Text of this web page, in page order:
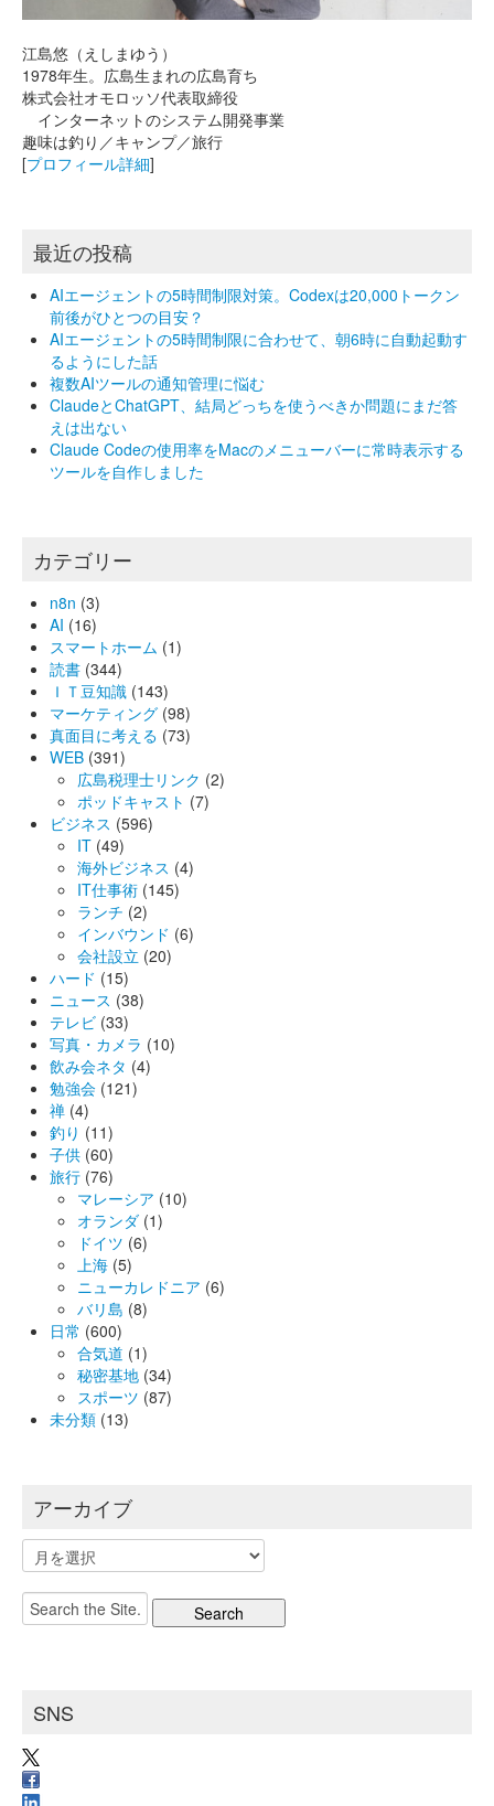
江島悠（えしまゆう）
1978年生。広島生まれの広島育ち
株式会社オモロッソ代表取締役
インターネットのシステム開発事業
趣味は釣り／キャンプ／旅行
[プロフィール詳細]
最近の投稿
AIエージェントの5時間制限対策。Codexは20,000トークン
前後がひとつの目安？
AIエージェントの5時間制限に合わせて、朝6時に自動起動す
るようにした話
複数AIツールの通知管理に悩む
ClaudeとChatGPT、結局どっちを使うべきか問題にまだ答
えは出ない
Claude Codeの使用率をMacのメニューバーに常時表示する
ツールを自作しました
カテゴリー
n8n (3)
AI (16)
スマートホーム (1)
読書 (344)
ＩＴ豆知識 (143)
マーケティング (98)
真面目に考える (73)
WEB (391)
広島税理士リンク (2)
ポッドキャスト (7)
ビジネス (596)
IT (49)
海外ビジネス (4)
IT仕事術 (145)
ランチ (2)
インバウンド (6)
会社設立 (20)
ハード (15)
ニュース (38)
テレビ (33)
写真・カメラ (10)
飲み会ネタ (4)
勉強会 (121)
禅 (4)
釣り (11)
子供 (60)
旅行 (76)
マレーシア (10)
オランダ (1)
ドイツ (6)
上海 (5)
ニューカレドニア (6)
バリ島 (8)
日常 (600)
合気道 (1)
秘密基地 (34)
スポーツ (87)
未分類 (13)
アーカイブ
ア
ー
カ
イ
Search
for:
SNS